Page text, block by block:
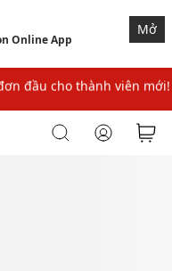
Online App
Mở
khi thanh toán trực tuyến
khi thanh toán trực tuyến
đầu cho thành viên mới!